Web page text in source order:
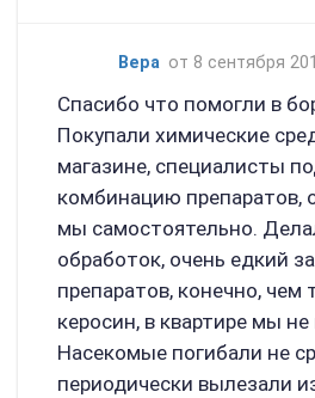
Вера от 8 сентября
Спасибо что помогли в
Покупали химические
магазине, специалисты
комбинацию препаратов,
мы самостоятельно.
обработок, очень едкий
препаратов, конечно, чем
керосин, в квартире мы
Насекомые погибали не
периодически вылезали